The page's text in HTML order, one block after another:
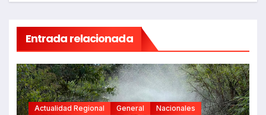
Entrada relacionada
Actualidad Regional General Nacionales